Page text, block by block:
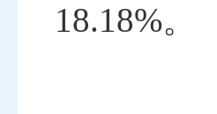
18.18%。